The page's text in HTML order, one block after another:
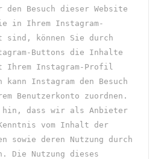
den Besuch dieser Website
in Ihrem Instagram-
sind, können Sie durch
Buttons die Inhalte
Ihrem Instagram-Profil
Instagram den Besuch
Benutzerkonto zuordnen.
hin, dass wir als Anbieter
vom Inhalt der
sowie deren Nutzung durch
Die Nutzung dieses